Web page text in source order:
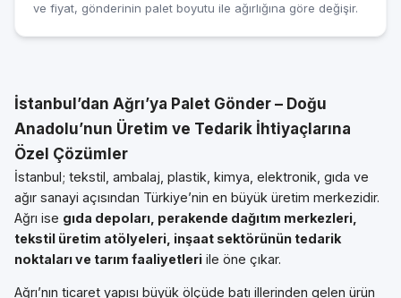
ve fiyat, gönderinin palet boyutu ile ağırlığına göre değişir.
İstanbul’dan Ağrı’ya Palet Gönder – Doğu
Anadolu’nun Üretim ve Tedarik İhtiyaçlarına
Özel Çözümler
İstanbul; tekstil, ambalaj, plastik, kimya, elektronik, gıda ve
ağır sanayi açısından Türkiye’nin en büyük üretim merkezidir.
Ağrı ise gıda depoları, perakende dağıtım merkezleri,
tekstil üretim atölyeleri, inşaat sektörünün tedarik
noktaları ve tarım faaliyetleri ile öne çıkar.
Ağrı’nın ticaret yapısı büyük ölçüde batı illerinden gelen ürün